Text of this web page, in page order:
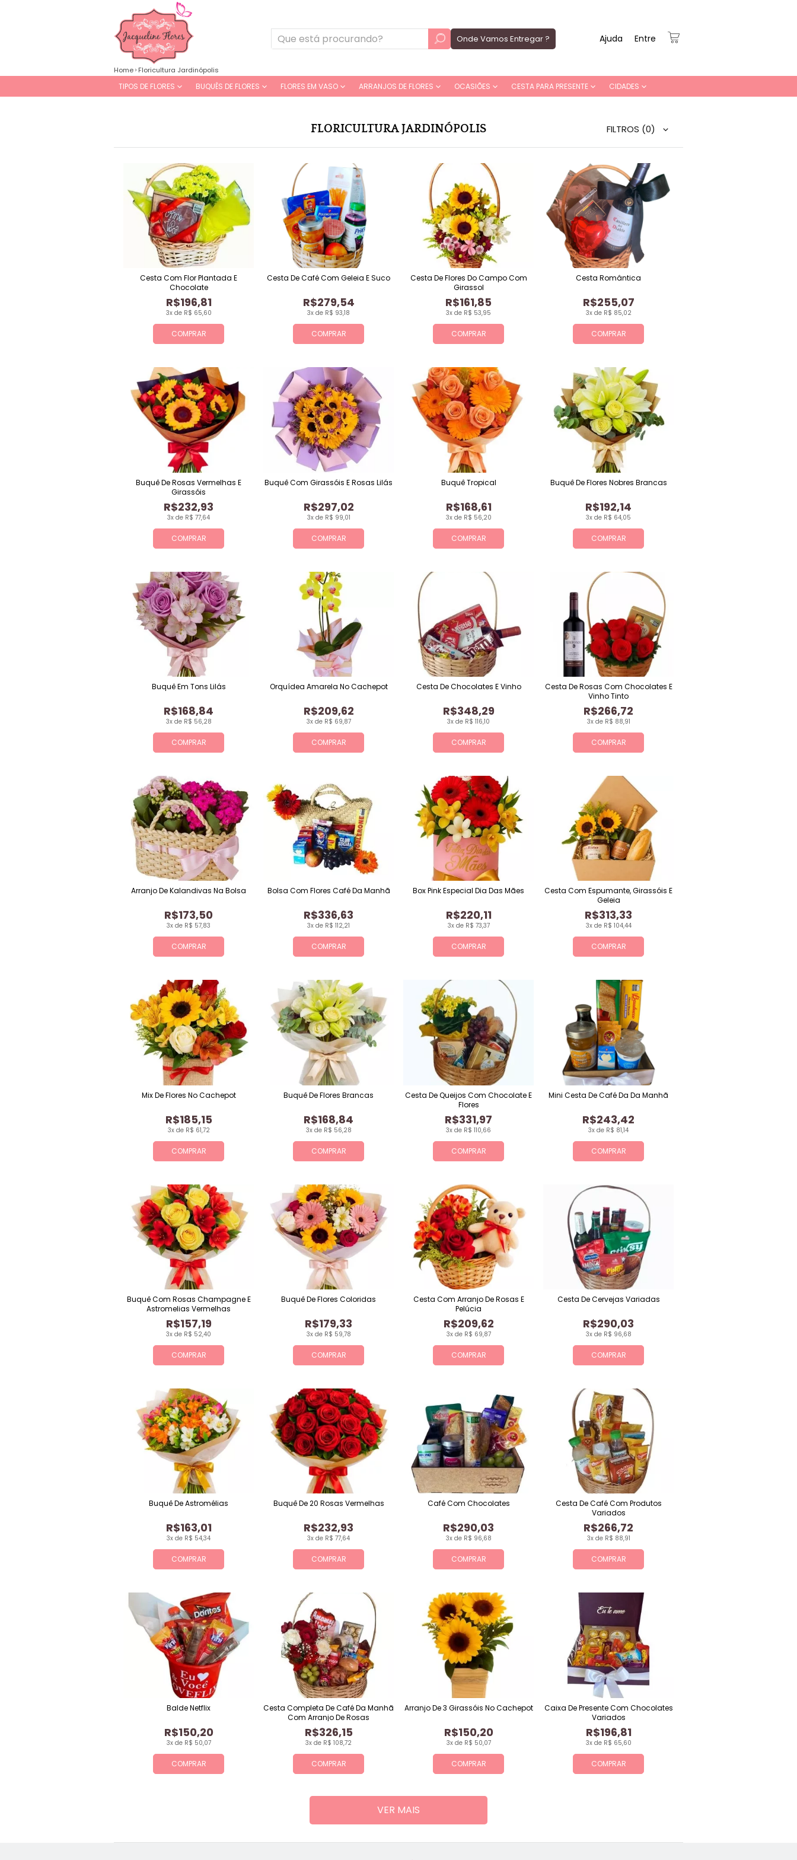
Onde Vamos Entregar ? Entre
Ajuda
TIPOS DE FLORES BUQUÊS DE FLORES FLORES EM VASO ARRANJOS DE FLORES OCASIÕES CESTA PARA PRESENTE CIDADES
Home Floricultura Jardinópolis
FLORICULTURA JARDINÓPOLIS FILTROS (0)
COMPRAR
3x de R$ 65,60
R$196,81
Cesta Com Flor Plantada E
Chocolate
COMPRAR
3x de R$ 93,18
R$279,54
Cesta De Café Com Geleia E Suco
COMPRAR
3x de R$ 53,95
R$161,85
Cesta De Flores Do Campo Com
Girassol
COMPRAR
3x de R$ 85,02
R$255,07
Cesta Romântica
COMPRAR
3x de R$ 77,64
R$232,93
Buquê De Rosas Vermelhas E
Girassóis
COMPRAR
3x de R$ 99,01
R$297,02
Buquê Com Girassóis E Rosas Lilás
COMPRAR
3x de R$ 56,20
R$168,61
Buquê Tropical
COMPRAR
3x de R$ 64,05
R$192,14
Buquê De Flores Nobres Brancas
COMPRAR
3x de R$ 56,28
R$168,84
Buquê Em Tons Lilás
COMPRAR
3x de R$ 69,87
R$209,62
Orquídea Amarela No Cachepot
COMPRAR
3x de R$ 116,10
R$348,29
Cesta De Chocolates E Vinho
COMPRAR
3x de R$ 88,91
R$266,72
Cesta De Rosas Com Chocolates E
Vinho Tinto
COMPRAR
3x de R$ 57,83
R$173,50
Arranjo De Kalandivas Na Bolsa
COMPRAR
3x de R$ 112,21
R$336,63
Bolsa Com Flores Café Da Manhã
COMPRAR
3x de R$ 73,37
R$220,11
Box Pink Especial Dia Das Mães
COMPRAR
3x de R$ 104,44
R$313,33
Cesta Com Espumante, Girassóis E
Geleia
COMPRAR
3x de R$ 61,72
R$185,15
Mix De Flores No Cachepot
COMPRAR
3x de R$ 56,28
R$168,84
Buquê De Flores Brancas
COMPRAR
3x de R$ 110,66
R$331,97
Cesta De Queijos Com Chocolate E
Flores
COMPRAR
3x de R$ 81,14
R$243,42
Mini Cesta De Café Da Da Manhã
COMPRAR
3x de R$ 52,40
R$157,19
Buquê Com Rosas Champagne E
Astromelias Vermelhas
COMPRAR
3x de R$ 59,78
R$179,33
Buquê De Flores Coloridas
COMPRAR
3x de R$ 69,87
R$209,62
Cesta Com Arranjo De Rosas E
Pelúcia
COMPRAR
3x de R$ 96,68
R$290,03
Cesta De Cervejas Variadas
COMPRAR
3x de R$ 54,34
R$163,01
Buquê De Astromélias
COMPRAR
3x de R$ 77,64
R$232,93
Buquê De 20 Rosas Vermelhas
COMPRAR
3x de R$ 96,68
R$290,03
Café Com Chocolates
COMPRAR
3x de R$ 88,91
R$266,72
Cesta De Café Com Produtos
Variados
COMPRAR
3x de R$ 50,07
R$150,20
Balde Netflix
COMPRAR
3x de R$ 108,72
R$326,15
Cesta Completa De Café Da Manhã
Com Arranjo De Rosas
COMPRAR
3x de R$ 50,07
R$150,20
Arranjo De 3 Girassóis No Cachepot
COMPRAR
3x de R$ 65,60
R$196,81
Caixa De Presente Com Chocolates
Variados
VER MAIS